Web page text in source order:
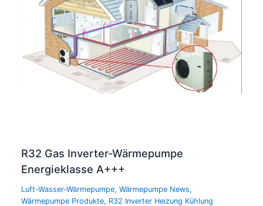
R32 Gas Inverter-Wärmepumpe
Energieklasse A+++
Luft-Wasser-Wärmepumpe,Wärmepumpe News,
Wärmepumpe Produkte, R32 Inverter Heizung Kühlung